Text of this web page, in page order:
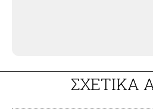
ΣΧΕΤΙΚΑ